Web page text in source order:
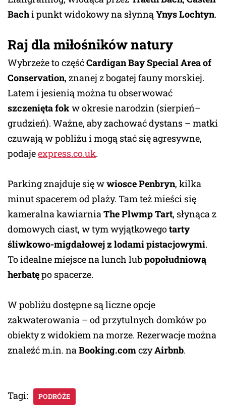
Bachi punkt widokowy na słynnąYnys Lochtyn.
Raj dla miłośników natury
Wybrzeże to częśćCardigan Bay Special Area of
Conservation, znanej z bogatej fauny morskiej.
Latem i jesienią można tu obserwować
szczenięta fokw okresie narodzin (sierpień–
grudzień). Ważne, aby zachować dystans – matki
czuwają w pobliżu i mogą stać się agresywne,
podajeexpress.co.uk.
Parking znajduje się wwiosce Penbryn, kilka
minut spacerem od plaży. Tam też mieści się
kameralna kawiarniaThe Plwmp Tart, słynąca z
domowych ciast, w tym wyjątkowegotarty
śliwkowo-migdałowej z lodami pistacjowymi.
To idealne miejsce na lunch lubpopołudniową
herbatępo spacerze.
W pobliżu dostępne są liczne opcje
zakwaterowania – od przytulnych domków po
obiekty z widokiem na morze. Rezerwacje można
znaleźć m.in. naBooking.comczyAirbnb.
Tagi: PODRÓŻE